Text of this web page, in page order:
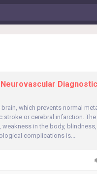
which prevents normal
or cerebral infarction.
in the body,
complications is...